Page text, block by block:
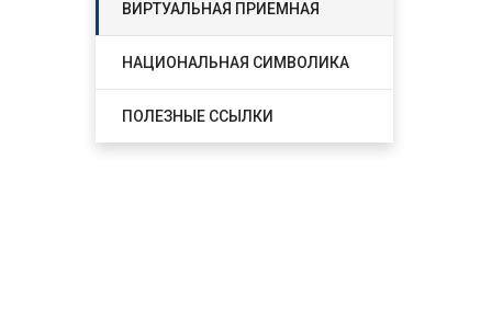
ВИРТУАЛЬНАЯ ПРИЕМНАЯ
НАЦИОНАЛЬНАЯ СИМВОЛИКА
ПОЛЕЗНЫЕ ССЫЛКИ